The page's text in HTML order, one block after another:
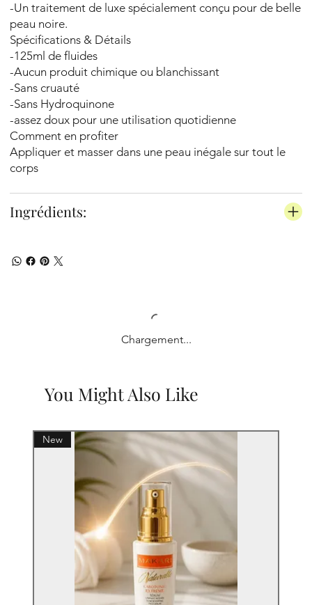
-Un traitement de luxe spécialement conçu pour de belle
peau noire.
Spécifications & Détails
-125ml de fluides
-Aucun produit chimique ou blanchissant
-Sans cruauté
-Sans Hydroquinone
-assez doux pour une utilisation quotidienne
Comment en profiter
Appliquer et masser dans une peau inégale sur tout le
corps
Ingrédients:
Chargement...
You Might Also Like
New